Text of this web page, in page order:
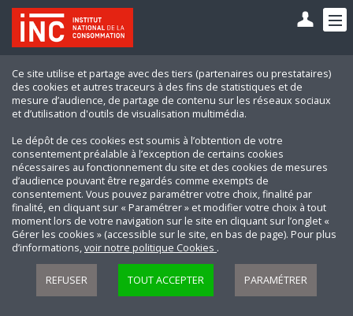
Ce site utilise et partage avec des tiers (partenaires ou prestataires)
des cookies et autres traceurs à des fins de statistiques et de
mesure d’audience, de partage de contenu sur les réseaux sociaux
et d’utilisation d'outils de visualisation multimédia.
Le dépôt de ces cookies est soumis à l’obtention de votre
consentement préalable à l’exception de certains cookies
nécessaires au fonctionnement du site et des cookies de mesures
d’audience pouvant être regardés comme exempts de
consentement. Vous pouvez paramétrer votre choix, finalité par
finalité, en cliquant sur « Paramétrer » et modifier votre choix à tout
moment lors de votre navigation sur le site en cliquant sur l’onglet «
Gérer les cookies » (accessible sur le site, en bas de page). Pour plus
d’informations,voir notre politique Cookies .
REFUSER TOUT ACCEPTER PARAMÉTRER